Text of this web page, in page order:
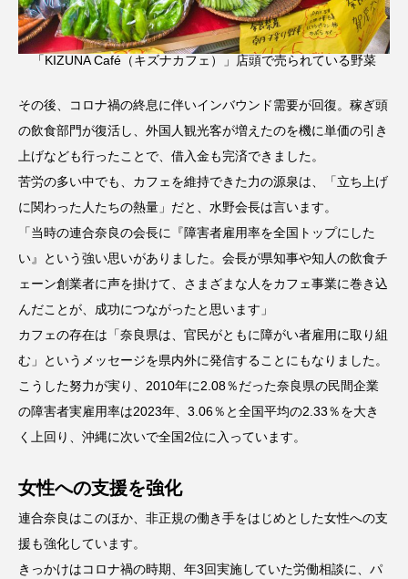
「KIZUNA Café（キズナカフェ）」店頭で売られている野菜
その後、コロナ禍の終息に伴いインバウンド需要が回復。稼ぎ頭
の飲食部門が復活し、外国人観光客が増えたのを機に単価の引き
上げなども行ったことで、借入金も完済できました。
苦労の多い中でも、カフェを維持できた力の源泉は、「立ち上げ
に関わった人たちの熱量」だと、水野会長は言います。
「当時の連合奈良の会長に『障害者雇用率を全国トップにした
い』という強い思いがありました。会長が県知事や知人の飲食チ
ェーン創業者に声を掛けて、さまざまな人をカフェ事業に巻き込
んだことが、成功につながったと思います」
カフェの存在は「奈良県は、官民がともに障がい者雇用に取り組
む」というメッセージを県内外に発信することにもなりました。
こうした努力が実り、2010年に2.08％だった奈良県の民間企業
の障害者実雇用率は2023年、3.06％と全国平均の2.33％を大き
く上回り、沖縄に次いで全国2位に入っています。
女性への支援を強化
連合奈良はこのほか、非正規の働き手をはじめとした女性への支
援も強化しています。
きっかけはコロナ禍の時期、年3回実施していた労働相談に、パ